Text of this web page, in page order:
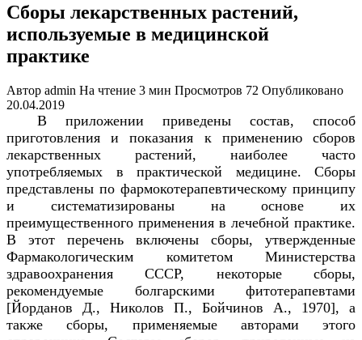
Сборы лекарственных растений,
используемые в медицинской
практике
Автор admin На чтение 3 мин Просмотров 72 Опубликовано
20.04.2019
В приложении приведены состав, способ
приготовления и показания к применению сборов
лекарственных растений, наиболее часто
употребляемых в практической медицине. Сборы
представлены по фармокотерапевтическому принципу
и систематизированы на основе их
преимущественного применения в лечебной практике.
В этот перечень включены сборы, утвержденные
Фармакологическим комитетом Министерства
здравоохранения СССР, некоторые сборы,
рекомендуемые болгарскими фитотерапевтами
[Йорданов Д., Николов П., Бойчинов А., 1970], а
также сборы, применяемые авторами этого